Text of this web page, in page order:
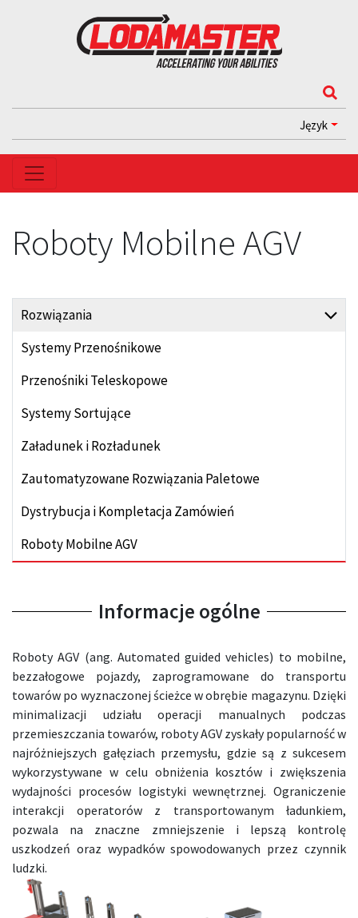
Język
Roboty Mobilne AGV
Rozwiązania
Systemy Przenośnikowe
Przenośniki Teleskopowe
Systemy Sortujące
Załadunek i Rozładunek
Zautomatyzowane Rozwiązania Paletowe
Dystrybucja i Kompletacja Zamówień
Roboty Mobilne AGV
Informacje ogólne
Roboty AGV (ang. Automated guided vehicles) to mobilne,
bezzałogowe pojazdy, zaprogramowane do transportu
towarów po wyznaczonej ścieżce w obrębie magazynu. Dzięki
minimalizacji udziału operacji manualnych podczas
przemieszczania towarów, roboty AGV zyskały popularność w
najróżniejszych gałęziach przemysłu, gdzie są z sukcesem
wykorzystywane w celu obniżenia kosztów i zwiększenia
wydajności procesów logistyki wewnętrznej. Ograniczenie
interakcji operatorów z transportowanym ładunkiem,
pozwala na znaczne zmniejszenie i lepszą kontrolę
uszkodzeń oraz wypadków spowodowanych przez czynnik
ludzki.